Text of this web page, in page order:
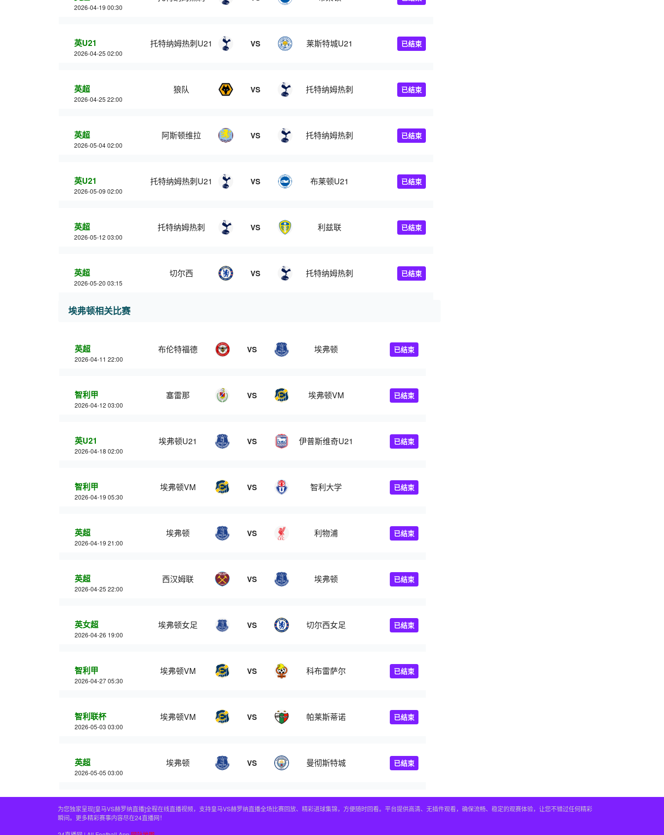
2026-04-19 00:30
英U21
2026-04-25 02:00
托特纳姆热刺U21 VS 莱斯特城U21 已结束
英超
2026-04-25 22:00
狼队 VS 托特纳姆热刺 已结束
英超
2026-05-04 02:00
阿斯顿维拉 VS 托特纳姆热刺 已结束
英U21
2026-05-09 02:00
托特纳姆热刺U21 VS 布莱顿U21 已结束
英超
2026-05-12 03:00
托特纳姆热刺 VS 利兹联 已结束
英超
2026-05-20 03:15
切尔西 VS 托特纳姆热刺 已结束
埃弗顿相关比赛
英超
2026-04-11 22:00
布伦特福德 VS 埃弗顿 已结束
智利甲
2026-04-12 03:00
塞雷那 VS 埃弗顿VM 已结束
英U21
2026-04-18 02:00
埃弗顿U21 VS 伊普斯维奇U21 已结束
智利甲
2026-04-19 05:30
埃弗顿VM VS 智利大学 已结束
英超
2026-04-19 21:00
埃弗顿 VS 利物浦 已结束
英超
2026-04-25 22:00
西汉姆联 VS 埃弗顿 已结束
英女超
2026-04-26 19:00
埃弗顿女足 VS 切尔西女足 已结束
智利甲
2026-04-27 05:30
埃弗顿VM VS 科布雷萨尔 已结束
智利联杯
2026-05-03 03:00
埃弗顿VM VS 帕莱斯蒂诺 已结束
英超
2026-05-05 03:00
埃弗顿 VS 曼彻斯特城 已结束
为您独家呈现[皇马VS赫罗纳直播]全程在线直播视频，支持皇马VS赫罗纳直播全场比赛回放、精彩进球集锦，方便随时回看。平台提供高清、无插件观看，确保流畅、稳定的观赛体验，让您不错过任何精彩
瞬间。更多精彩赛事内容尽在24直播网！